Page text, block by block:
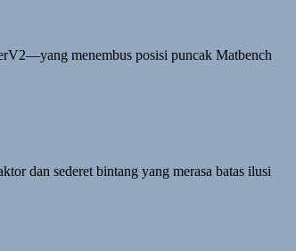
menembus posisi puncak Matbench
dan sederet bintang yang merasa batas ilusi